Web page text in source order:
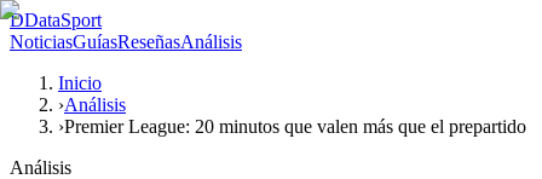
DDataSport
NoticiasGuíasReseñasAnálisis
Inicio
›Análisis
›Premier League: 20 minutos que valen más que el prepartido
Análisis